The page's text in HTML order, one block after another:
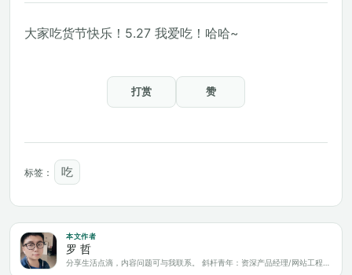
大家吃货节快乐！5.27 我爱吃！哈哈~
打赏 赞
标签： 吃
本文作者
罗 哲